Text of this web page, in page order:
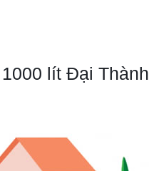
lít Đại Thành